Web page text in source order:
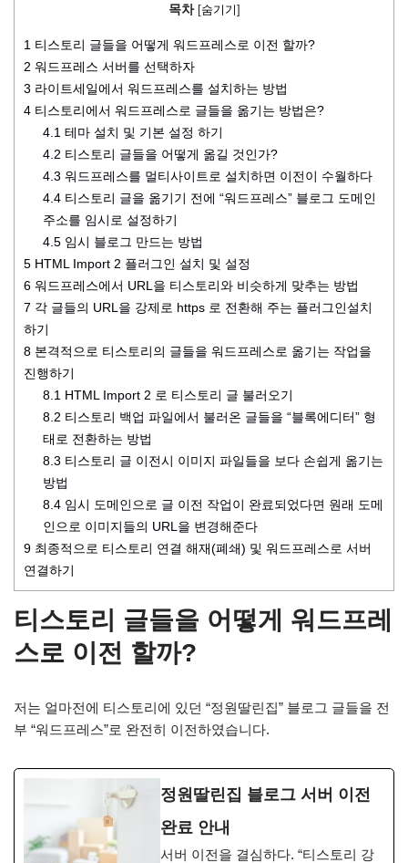
목차 [숨기기]
1 티스토리 글들을 어떻게 워드프레스로 이전 할까?
2 워드프레스 서버를 선택하자
3 라이트세일에서 워드프레스를 설치하는 방법
4 티스토리에서 워드프레스로 글들을 옮기는 방법은?
4.1 테마 설치 및 기본 설정 하기
4.2 티스토리 글들을 어떻게 옮길 것인가?
4.3 워드프레스를 멀티사이트로 설치하면 이전이 수월하다
4.4 티스토리 글을 옮기기 전에 “워드프레스” 블로그 도메인
주소를 임시로 설정하기
4.5 임시 블로그 만드는 방법
5 HTML Import 2 플러그인 설치 및 설정
6 워드프레스에서 URL을 티스토리와 비슷하게 맞추는 방법
7 각 글들의 URL을 강제로 https 로 전환해 주는 플러그인설치
하기
8 본격적으로 티스토리의 글들을 워드프레스로 옮기는 작업을
진행하기
8.1 HTML Import 2 로 티스토리 글 불러오기
8.2 티스토리 백업 파일에서 불러온 글들을 “블록에디터” 형
태로 전환하는 방법
8.3 티스토리 글 이전시 이미지 파일들을 보다 손쉽게 옮기는
방법
8.4 임시 도메인으로 글 이전 작업이 완료되었다면 원래 도메
인으로 이미지들의 URL을 변경해준다
9 최종적으로 티스토리 연결 해재(폐쇄) 및 워드프레스로 서버
연결하기
티스토리 글들을 어떻게 워드프레
스로 이전 할까?
저는 얼마전에 티스토리에 있던 “정원딸린집” 블로그 글들을 전
부 “워드프레스”로 완전히 이전하였습니다.
정원딸린집 블로그 서버 이전
완료 안내
서버 이전을 결심하다. “티스토리 강